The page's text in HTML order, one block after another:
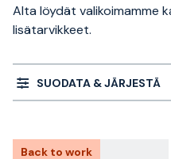
Alta löydät valikoimamme
lisätarvikkeet.
SUODATA & JÄRJESTÄ
Back to work